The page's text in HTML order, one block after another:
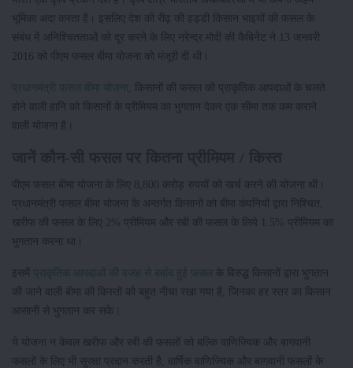
भूमिका अदा करता है। इसलिए देश की रीढ़ की हड्डी किसान भाइयों की फसल के
संबंध में अनिश्चितताओं को दूर करने के लिए नरेन्द्र मोदी की कैबिनेट ने 13 जनवरी
2016 को पीएम फसल बीमा योजना को मंजूरी दी थी।
प्रधानमंत्री फसल बीमा योजना
, किसानों की फसल को प्राकृतिक आपदाओं के चलते
होने वाली हानि को किसानों के प्रीमियम का भुगतान देकर एक सीमा तक कम कराने
वाली योजना है।
पीएम फसल बीमा योजना के लिए 8,800 करोड़ रुपयों को खर्च करने की योजना थी।
प्रधानमंत्री फसल बीमा योजना के अन्तर्गत किसानों को बीमा कंपनियों द्वारा निश्चित,
खरीफ की फसल के लिए 2% प्रीमियम और रबी की फसल के लिये 1.5% प्रीमियम का
भुगतान करना था।
इसमें प्राकृतिक आपदाओं की वजह से बर्बाद हुई फसल के विरुद्ध किसानों द्वारा भुगतान
की जाने वाली बीमा की किस्तों को बहुत नीचा रखा गया है, जिनका हर स्तर का किसान
आसानी से भुगतान कर सके।
ये योजना न केवल खरीफ और रबी की फसलों को बल्कि वाणिज्यिक और बागवानी
फसलों के लिए भी सुरक्षा प्रदान करती है, वार्षिक वाणिज्यिक और बागवानी फसलों के